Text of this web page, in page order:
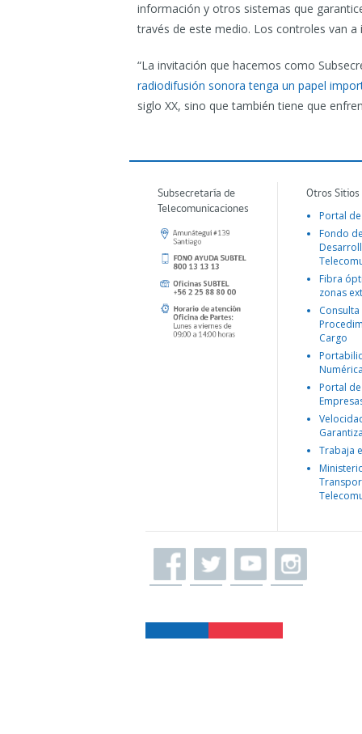
información y otros sistemas que
través de este medio. Los controles van
“La invitación que hacemos como
radiodifusión sonora tenga un papel
siglo XX, sino que también tiene que
Subsecretaría de
Telecomunicaciones
Otros
Portal
Fondo
Fibra
zonas
Consulta
Cargo
Portal
Trabaja